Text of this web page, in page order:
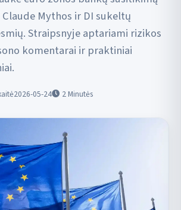
Mythos ir DI sukeltų
Straipsnyje aptariami rizikos
komentarai ir praktiniai
2026-05-24 2Minutės